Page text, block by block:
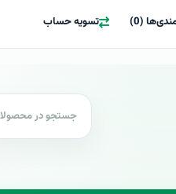
(0) تسویه حساب